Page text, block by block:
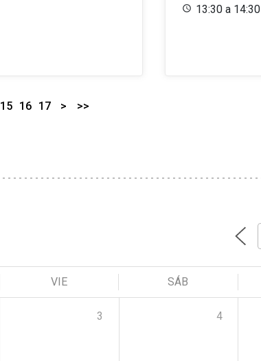
13:30 a 14:30
15 16 17 > >>
VIE SÁB
3 4